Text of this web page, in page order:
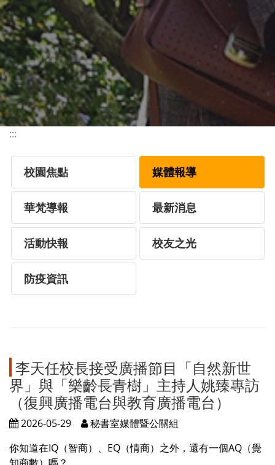
:::
校園焦點 媒體報導
華梵導報 最新消息
活動快報 校友之光
防疫資訊
李天任校長接受廣播節目「自然新世
界」與「樂齡長青樹」主持人姚臻專訪
（復興廣播電台與教育廣播電台）
2026-05-29
秘書室媒體暨公關組
你知道在IQ（智商）、EQ（情商）之外，還有一個AQ（覺